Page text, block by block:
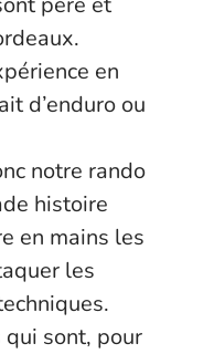
en
d’enduro ou
notre rando
histoire
en mains les
les
sont, pour